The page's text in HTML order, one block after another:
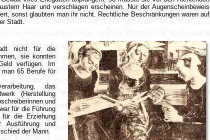
Haar und verschlagen erscheinen. Nur der Augenscheinbeweis
sonst glaubten man ihr nicht. Rechtliche Beschränkungen waren auf
Stadt.
nicht für die
sie konnten
verfügen. Im
65 Berufe für
das
(Herstellung
und
für die Führung
die Erziehung
und
der Mann.